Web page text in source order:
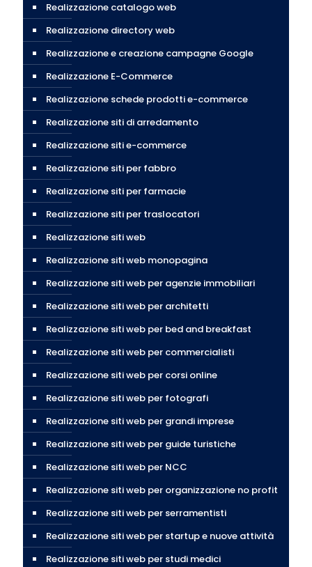
Realizzazione catalogo web
Realizzazione directory web
Realizzazione e creazione campagne Google
Realizzazione E-Commerce
Realizzazione schede prodotti e-commerce
Realizzazione siti di arredamento
Realizzazione siti e-commerce
Realizzazione siti per fabbro
Realizzazione siti per farmacie
Realizzazione siti per traslocatori
Realizzazione siti web
Realizzazione siti web monopagina
Realizzazione siti web per agenzie immobiliari
Realizzazione siti web per architetti
Realizzazione siti web per bed and breakfast
Realizzazione siti web per commercialisti
Realizzazione siti web per corsi online
Realizzazione siti web per fotografi
Realizzazione siti web per grandi imprese
Realizzazione siti web per guide turistiche
Realizzazione siti web per NCC
Realizzazione siti web per organizzazione no profit
Realizzazione siti web per serramentisti
Realizzazione siti web per startup e nuove attività
Realizzazione siti web per studi medici